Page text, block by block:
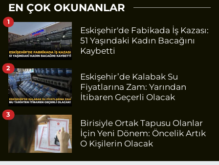
EN ÇOK OKUNANLAR
Eskişehir'de Fabikada İş Kazası:
51 Yaşındaki Kadın Bacağını
Kaybetti
1
Eskişehir’de Kalabak Su
Fiyatlarına Zam: Yarından
İtibaren Geçerli Olacak
2
Birisiyle Ortak Tapusu Olanlar
İçin Yeni Dönem: Öncelik Artık
O Kişilerin Olacak
3